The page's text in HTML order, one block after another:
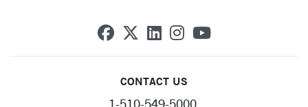
SCU on Facebook
SCU on X (formerly
SCU on Linkedin
SCU on
SCU on
CONTACT US
1-510-549-5000